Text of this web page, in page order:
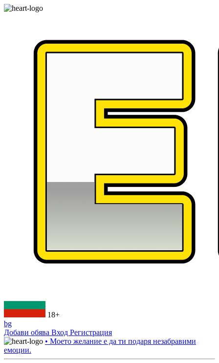
18+
bg
Добави обява Вход Регистрация
• Моето желание е да ти подаря незабравими
емоции.